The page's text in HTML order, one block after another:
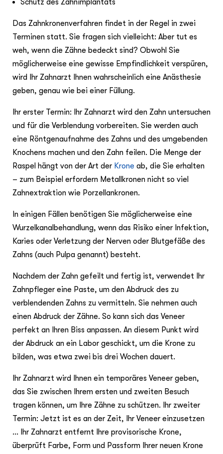
Schutz des Zahnimplantats
Das Zahnkronenverfahren findet in der Regel in zwei
Terminen statt. Sie fragen sich vielleicht: Aber tut es
weh, wenn die Zähne bedeckt sind? Obwohl Sie
möglicherweise eine gewisse Empfindlichkeit verspüren,
wird Ihr Zahnarzt Ihnen wahrscheinlich eine Anästhesie
geben, genau wie bei einer Füllung.
Ihr erster Termin: Ihr Zahnarzt wird den Zahn untersuchen
und für die Verblendung vorbereiten. Sie werden auch
eine Röntgenaufnahme des Zahns und des umgebenden
Knochens machen und den Zahn feilen. Die Menge der
Raspel hängt von der Art der Krone ab, die Sie erhalten
– zum Beispiel erfordern Metallkronen nicht so viel
Zahnextraktion wie Porzellankronen.
In einigen Fällen benötigen Sie möglicherweise eine
Wurzelkanalbehandlung, wenn das Risiko einer Infektion,
Karies oder Verletzung der Nerven oder Blutgefäße des
Zahns (auch Pulpa genannt) besteht.
Nachdem der Zahn gefeilt und fertig ist, verwendet Ihr
Zahnpfleger eine Paste, um den Abdruck des zu
verblendenden Zahns zu vermitteln. Sie nehmen auch
einen Abdruck der Zähne. So kann sich das Veneer
perfekt an Ihren Biss anpassen. An diesem Punkt wird
der Abdruck an ein Labor geschickt, um die Krone zu
bilden, was etwa zwei bis drei Wochen dauert.
Ihr Zahnarzt wird Ihnen ein temporäres Veneer geben,
das Sie zwischen Ihrem ersten und zweiten Besuch
tragen können, um Ihre Zähne zu schützen. Ihr zweiter
Termin: Jetzt ist es an der Zeit, Ihr Veneer einzusetzen
… Ihr Zahnarzt entfernt Ihre provisorische Krone,
überprüft Farbe, Form und Passform Ihrer neuen Krone